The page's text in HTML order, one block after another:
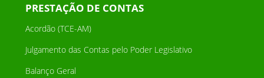
PRESTAÇÃO DE CONTAS
Acordão (TCE-AM)
Julgamento das Contas pelo Poder Legislativo
Balanço Geral